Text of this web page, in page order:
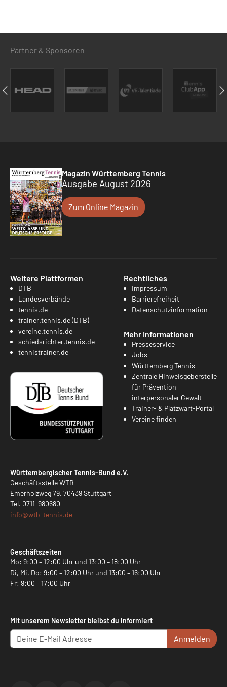
Partner & Sponsoren
Magazin Württemberg Tennis
Ausgabe August 2026
Zum Online Magazin
Weitere Plattformen
DTB
Landesverbände
tennis.de
trainer.tennis.de (DTB)
vereine.tennis.de
schiedsrichter.tennis.de
tennistrainer.de
Rechtliches
Impressum
Barrierefreiheit
Datenschutzinformation
Mehr Informationen
Presseservice
Jobs
Württemberg Tennis
Zentrale Hinweisgeberstelle
für Prävention
interpersonaler Gewalt
Trainer- & Platzwart-Portal
Vereine finden
Württembergischer Tennis-Bund e.V.
Geschäftsstelle WTB
Emerholzweg 79, 70439 Stuttgart
Tel. 0711-980680
info@wtb-tennis.de
Geschäftszeiten
Mo: 9:00 – 12:00 Uhr und 13:00 – 18:00 Uhr
Di, Mi, Do: 9:00 – 12:00 Uhr und 13:00 – 16:00 Uhr
Fr: 9:00 – 17:00 Uhr
Mit unserem Newsletter bleibst du informiert
Anmelden